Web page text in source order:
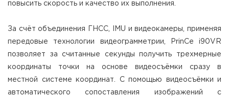
повысить скорость и качество их выполнения.
За счёт объединения ГНСС, IMU и видеокамеры, применяя
передовые технологии видеограмметрии, PrinCe i90VR
позволяет за считанные секунды получить трехмерные
координаты точки на основе видеосъёмки сразу в
местной системе координат. С помощью видеосъёмки и
автоматического сопоставления изображений с